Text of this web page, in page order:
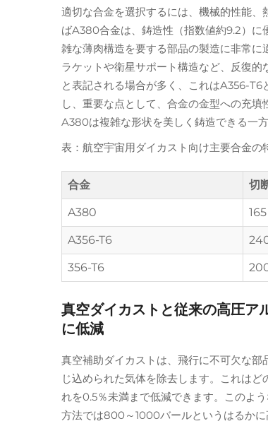
適切な合金を選択するには、機械的性能
ばA380合金は、鋳造性（指数値約9.2）
雑な薄肉構造を要する部品の製造に非常
ラケットや衛星サポート構造など、反復
と表記される場合が多く、これはA356-
し、重要な点として、合金の金型への充
A380は複雑な形状を美しく鋳造できる一
表：航空宇宙用ダイカスト向け主要合金の
合金 切
A380
A356-T6
356-T6
真空ダイカストと従来の高圧ア
に低減
真空補助ダイカストは、飛行に不可欠な
じ込められた気体を除去します。これは
れを0.5％未満まで低減できます。このよ
方法では800～1000バールというはるか